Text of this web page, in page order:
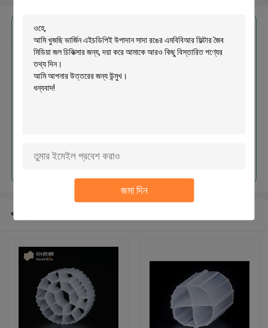
জমা দিন
এমবিবিআর ফিল্টার জৈব মিডিয়া জল চিকিত্সার
চালিয়ে
প্রস্তাবিত পণ্য